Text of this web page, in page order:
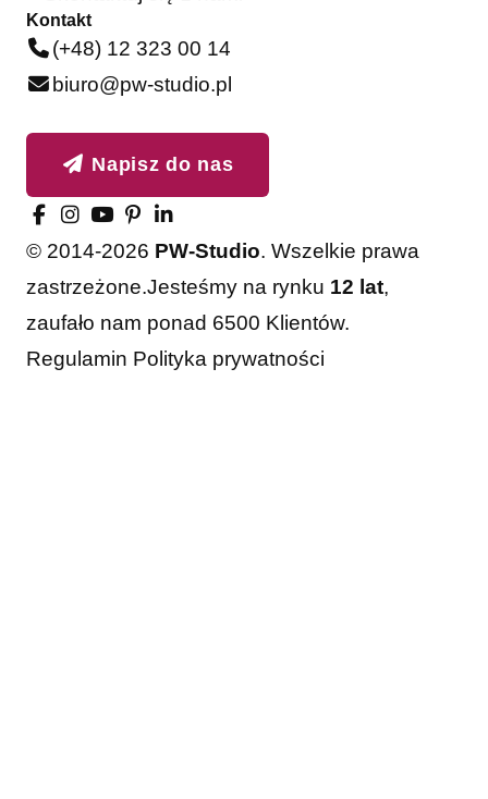
Kontakt
(+48) 12 323 00 14
biuro@pw-studio.pl
Napisz do nas
© 2014-2026 PW-Studio. Wszelkie prawa
zastrzeżone.Jesteśmy na rynku 12 lat,
zaufało nam ponad 6500 Klientów.
Regulamin Polityka prywatności